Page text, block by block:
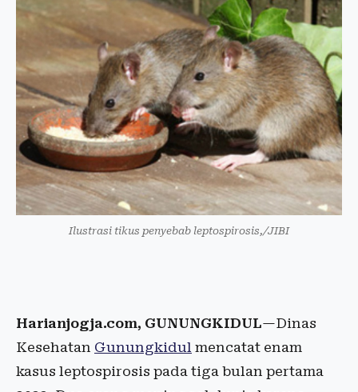
Ilustrasi tikus penyebab leptospirosis,/JIBI
Harianjogja.com, GUNUNGKIDUL—Dinas
Kesehatan Gunungkidul mencatat enam
kasus leptospirosis pada tiga bulan pertama